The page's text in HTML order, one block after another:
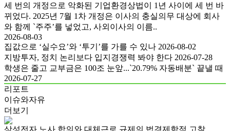
세 번의 개정으로 악화된 기업환경상법이 1년 사이에 세 번 바
뀌었다. 2025년 7월 1차 개정은 이사의 충실의무 대상에 회사
와 함께 `주주’를 넣었고, 사외이사의 이름..
2026-08-03
집값으로 ‘실수요’와 ‘투기’를 가를 수 있나 2026-08-02
지방투자, 정치 논리보다 입지경쟁력 봐야 한다 2026-07-28
학생은 줄고 교부금은 100조 눈앞...`20.79% 자동배분` 끝낼 때
2026-07-27
리포트
이슈와자유
더보기
삼성전자 노사 합의와 대체근로 규제의 법경제학적 고찰